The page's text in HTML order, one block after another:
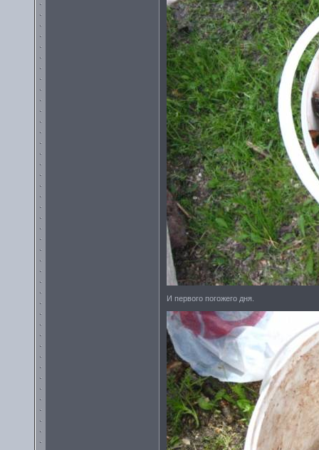
И первого погожего дня.